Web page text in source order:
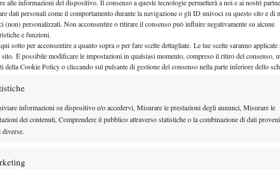
alle informazioni del dispositivo. Il consenso a queste tecnologie permetterà a noi e ai nostri
dati personali come il comportamento durante la navigazione o gli ID univoci su questo sito e di
(non) personalizzati. Non acconsentire o ritirare il consenso può influire negativamente su alcune
e funzioni.
sotto per acconsentire a quanto sopra o per fare scelte dettagliate. Le tue scelte saranno applicate
sito. È possibile modificare le impostazioni in qualsiasi momento, compreso il ritiro del consenso,
della Cookie Policy o cliccando sul pulsante di gestione del consenso nella parte inferiore dello
informazioni su dispositivo e/o accedervi, Misurare le prestazioni degli annunci, Misurare le
dei contenuti, Comprendere il pubblico attraverso statistiche o la combinazione di dati
10 contro Yosuke Watanuki nell’ATP 500 di
nell’ATP 250 di Auckland del 2024, perso contro
in quest’annata ha proseguito sulla stessa linea nel
Arthur Fils e nell’ATP 500 di Halle contro
persi per 11-9 e 14-12.